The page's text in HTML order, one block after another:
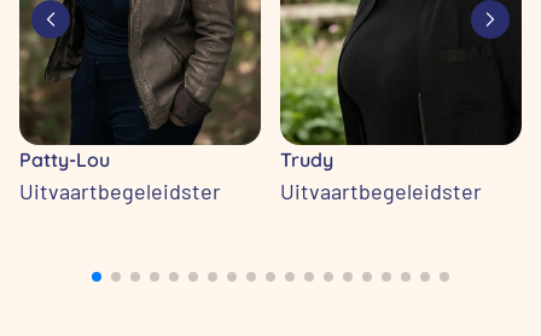
Patty-Lou
Uitvaartbegeleidster
Trudy
Uitvaartbegeleidster